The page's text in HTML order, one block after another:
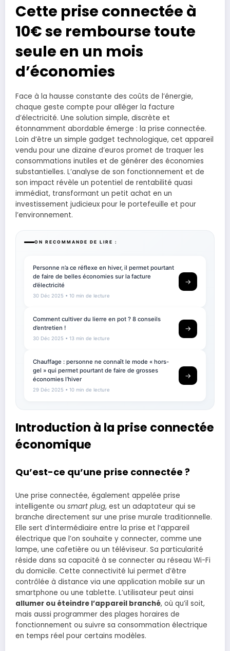
Cette prise connectée à
10€ se rembourse toute
seule en un mois
d’économies
Face à la hausse constante des coûts de l’énergie,
chaque geste compte pour alléger la facture
d’électricité. Une solution simple, discrète et
étonnamment abordable émerge : la prise connectée.
Loin d’être un simple gadget technologique, cet appareil
vendu pour une dizaine d’euros promet de traquer les
consommations inutiles et de générer des économies
substantielles. L’analyse de son fonctionnement et de
son impact révèle un potentiel de rentabilité quasi
immédiat, transformant un petit achat en un
investissement judicieux pour le portefeuille et pour
l’environnement.
ON RECOMMANDE DE LIRE :
Personne n’a ce réflexe en hiver, il permet pourtant
de faire de belles économies sur la facture
d’électricité
30 Déc 2025 • 10 min de lecture
→
Comment cultiver du lierre en pot ? 8 conseils
d’entretien !
30 Déc 2025 • 13 min de lecture
→
Chauffage : personne ne connaît le mode « hors-
gel » qui permet pourtant de faire de grosses
économies l’hiver
29 Déc 2025 • 10 min de lecture
→
Introduction à la prise connectée
économique
Qu’est-ce qu’une prise connectée ?
Une prise connectée, également appelée prise
intelligente ou smart plug, est un adaptateur qui se
branche directement sur une prise murale traditionnelle.
Elle sert d’intermédiaire entre la prise et l’appareil
électrique que l’on souhaite y connecter, comme une
lampe, une cafetière ou un téléviseur. Sa particularité
réside dans sa capacité à se connecter au réseau Wi-Fi
du domicile. Cette connectivité lui permet d’être
contrôlée à distance via une application mobile sur un
smartphone ou une tablette. L’utilisateur peut ainsi
allumer ou éteindre l’appareil branché, où qu’il soit,
mais aussi programmer des plages horaires de
fonctionnement ou suivre sa consommation électrique
en temps réel pour certains modèles.